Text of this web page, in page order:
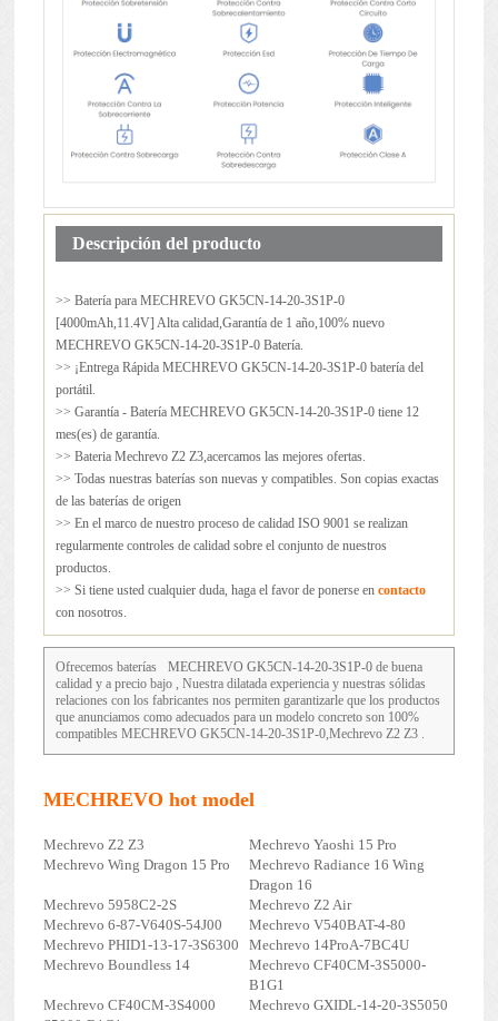
Descripción del producto
>> Batería para MECHREVO GK5CN-14-20-3S1P-0
[4000mAh,11.4V] Alta calidad,Garantía de 1 año,100% nuevo
MECHREVO GK5CN-14-20-3S1P-0 Batería.
>> ¡Entrega Rápida MECHREVO GK5CN-14-20-3S1P-0 batería del
portátil.
>> Garantía - Batería MECHREVO GK5CN-14-20-3S1P-0 tiene 12
mes(es) de garantía.
>> Bateria Mechrevo Z2 Z3,acercamos las mejores ofertas.
>> Todas nuestras baterías son nuevas y compatibles. Son copias exactas
de las baterías de origen
>> En el marco de nuestro proceso de calidad ISO 9001 se realizan
regularmente controles de calidad sobre el conjunto de nuestros
productos.
>> Si tiene usted cualquier duda, haga el favor de ponerse en contacto
con nosotros.
Ofrecemos baterías MECHREVO GK5CN-14-20-3S1P-0de buena
calidad y a precio bajo , Nuestra dilatada experiencia y nuestras sólidas
relaciones con los fabricantes nos permiten garantizarle que los productos
que anunciamos como adecuados para un modelo concreto son 100%
compatibles MECHREVO GK5CN-14-20-3S1P-0,Mechrevo Z2 Z3 .
MECHREVO hot model
Mechrevo Z2 Z3
Mechrevo Yaoshi 15 Pro
Mechrevo Wing Dragon 15 Pro
Mechrevo Radiance 16 Wing
Dragon 16
Mechrevo 5958C2-2S
Mechrevo Z2 Air
Mechrevo 6-87-V640S-54J00
Mechrevo V540BAT-4-80
Mechrevo PHID1-13-17-3S6300
Mechrevo 14ProA-7BC4U
Mechrevo Boundless 14
Mechrevo CF40CM-3S5000-
B1G1
Mechrevo CF40CM-3S4000
Mechrevo GXIDL-14-20-3S5050